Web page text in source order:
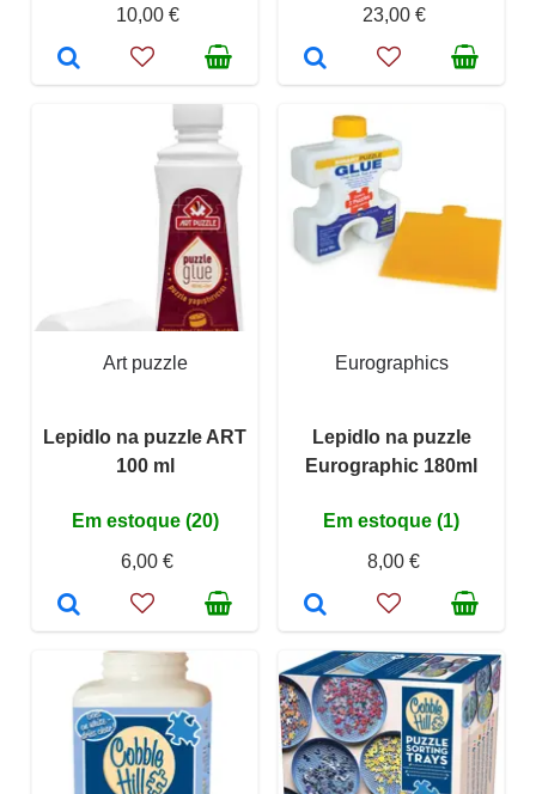
10,00 €
23,00 €
Art puzzle
Lepidlo na puzzle ART
100 ml
Em estoque (20)
6,00 €
Eurographics
Lepidlo na puzzle
Eurographic 180ml
Em estoque (1)
8,00 €